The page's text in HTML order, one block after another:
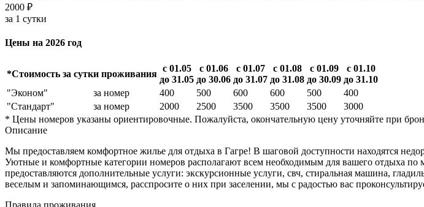
2000 ₽
за 1 сутки
Цены на 2026 год
*Стоимость за сутки проживания
с 01.05
до 31.05
с 01.06
до 30.06
с 01.07
до 31.07
с 01.08
до 31.08
с 01.09
до 30.09
с 01.10
до 31.10
"Эконом"
за номер 400 500 600 600 500
400
"Стандарт"
за номер 2000 2500 3500 3500 3500
3000
* Цены номеров указаны ориентировочные. Пожалуйста, окончательную цену уточняйте при
Описание
Мы предоставляем комфортное жилье для отдыха в Гагре! В шаговой доступности находятся
Уютные и комфортные категории номеров располагают всем необходимым для вашего отдыха
предоставляются дополнительные услуги: экскурсионные услуги, свч, стиральная машина,
веселым и запоминающимся, расспросите о них при заселении, мы с радостью вас